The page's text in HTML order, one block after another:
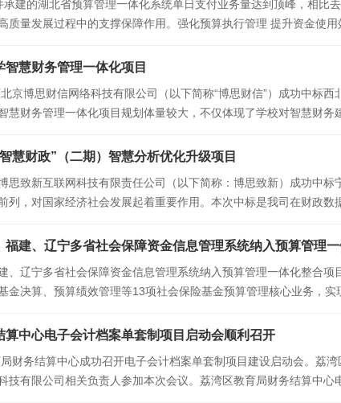
建的湖北省预算管理一体化系统单日支付业务量达到顶峰，相
质量发展过程中的支撑保障作用。强化预算执行管理 提升资金使
慧财务管理一体化项目
京博思财信网络科技有限公司（以下简称“博思财信”）成功中标
慧财务管理一体化项目规划体量较大，不仅体现了学校对智慧财
慧财政”（二期）智慧分析优化升级项目
思致新互联网科技有限责任公司（以下简称：博思致新）成功中
列，对国家经济社会发展起着重要作用。本次中标是我司在财政
建、辽宁多省社会保障资金信息管理系统纳入预算管理一
、辽宁多省社会保障资金信息管理系统纳入预算管理一体化整合
金决算、预算绩效管理等13项社会保险基金预算管理核心业务，
算中心电子会计档案单套制项目启动会顺利召开
财务结算中心成功召开电子会计档案单套制项目建设启动会。荔
技有限公司相关负责人参加本次会议。荔湾区教育局财务结算中